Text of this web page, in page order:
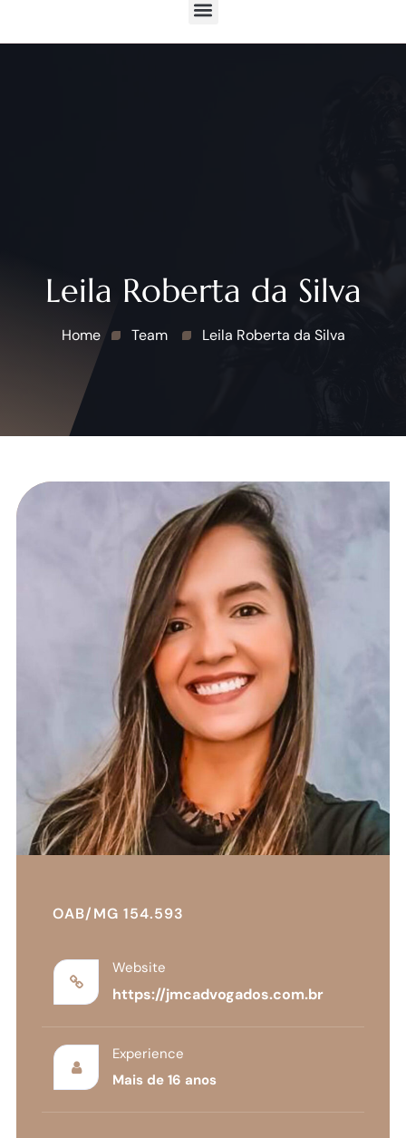
Leila Roberta da Silva
Home Team Leila Roberta da Silva
OAB/MG 154.593
Website
https://jmcadvogados.com.br
Experience
Mais de 16 anos